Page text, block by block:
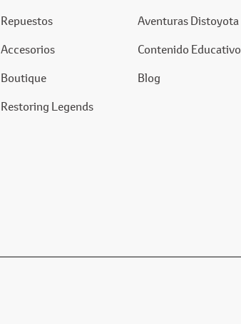
Repuestos
Accesorios
Boutique
Restoring Legends
Aventuras Distoyota
Contenido Educativo
Blog